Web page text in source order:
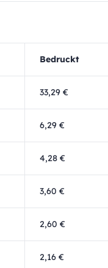
Bedruckt
33,29 €
6,29 €
4,28 €
3,60 €
2,60 €
2,16 €